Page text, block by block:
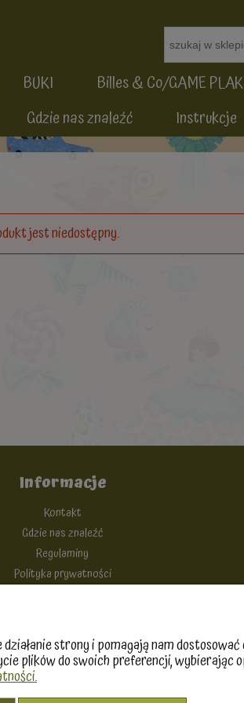
BUKI Billes & Co/GAME
Gdzie nas znaleźć
Instrukcje
jest niedostępny.
Informacje
Kontakt
Gdzie nas znaleźć
Regulaminy
Polityka prywatności
strony i pomagają nam
plików do swoich preferencji, wybierając